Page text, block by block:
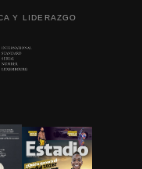
Y LIDERAZGO